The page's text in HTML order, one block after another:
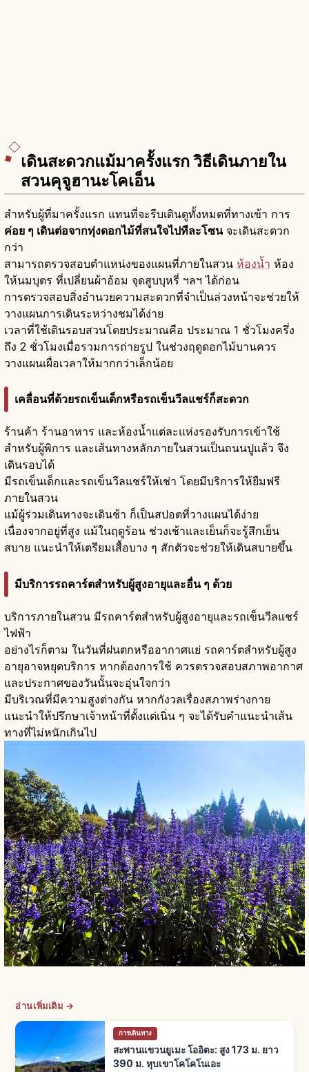
เดินสะดวกแม้มาครั้งแรก วิธีเดินภายใน
สวนคุจูฮานะโคเอ็น
สำหรับผู้ที่มาครั้งแรก แทนที่จะรีบเดินดูทั้งหมดที่ทางเข้า การ
ค่อย ๆ เดินต่อจากทุ่งดอกไม้ที่สนใจไปทีละโซนจะเดินสะดวก
กว่า
สามารถตรวจสอบตำแหน่งของแผนที่ภายในสวน ห้องน้ำ ห้อง
ให้นมบุตร ที่เปลี่ยนผ้าอ้อม จุดสูบบุหรี่ ฯลฯ ได้ก่อน
การตรวจสอบสิ่งอำนวยความสะดวกที่จำเป็นล่วงหน้าจะช่วยให้
วางแผนการเดินระหว่างชมได้ง่าย
เวลาที่ใช้เดินรอบสวนโดยประมาณคือ ประมาณ 1 ชั่วโมงครึ่ง
ถึง 2 ชั่วโมงเมื่อรวมการถ่ายรูป ในช่วงฤดูดอกไม้บานควร
วางแผนเผื่อเวลาให้มากกว่าเล็กน้อย
เคลื่อนที่ด้วยรถเข็นเด็กหรือรถเข็นวีลแชร์ก็สะดวก
ร้านค้า ร้านอาหาร และห้องน้ำแต่ละแห่งรองรับการเข้าใช้
สำหรับผู้พิการ และเส้นทางหลักภายในสวนเป็นถนนปูแล้ว จึง
เดินรอบได้
มีรถเข็นเด็กและรถเข็นวีลแชร์ให้เช่า โดยมีบริการให้ยืมฟรี
ภายในสวน
แม้ผู้ร่วมเดินทางจะเดินช้า ก็เป็นสปอตที่วางแผนได้ง่าย
เนื่องจากอยู่ที่สูง แม้ในฤดูร้อน ช่วงเช้าและเย็นก็จะรู้สึกเย็น
สบาย แนะนำให้เตรียมเสื้อบาง ๆ สักตัวจะช่วยให้เดินสบายขึ้น
มีบริการรถคาร์ตสำหรับผู้สูงอายุและอื่น ๆ ด้วย
บริการภายในสวน มีรถคาร์ตสำหรับผู้สูงอายุและรถเข็นวีลแชร์
ไฟฟ้า
อย่างไรก็ตาม ในวันที่ฝนตกหรืออากาศแย่ รถคาร์ตสำหรับผู้สูง
อายุอาจหยุดบริการ หากต้องการใช้ ควรตรวจสอบสภาพอากาศ
และประกาศของวันนั้นจะอุ่นใจกว่า
มีบริเวณที่มีความสูงต่างกัน หากกังวลเรื่องสภาพร่างกาย
แนะนำให้ปรึกษาเจ้าหน้าที่ตั้งแต่เนิ่น ๆ จะได้รับคำแนะนำเส้น
ทางที่ไม่หนักเกินไป
อ่านเพิ่มเติม →
การเดินทาง
สะพานแขวนยูเมะ โออิตะ: สูง 173 ม. ยาว
390 ม. หุบเขาโคโคโนเอะ